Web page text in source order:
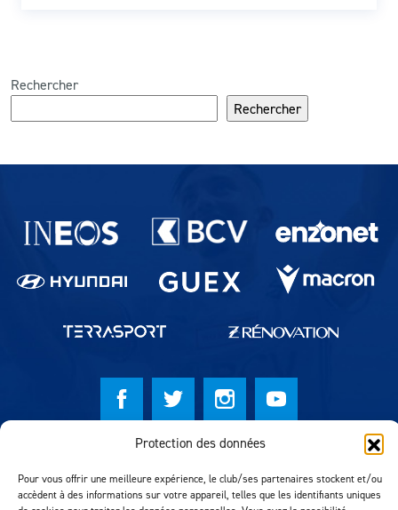
Protection des données
Pour vous offrir une meilleure expérience, le club/ses partenaires stockent et/ou
accèdent à des informations sur votre appareil, telles que les identifiants uniques
Rechercher
Rechercher
Partenaires du lausanne-Sport
© Lausanne Sport Football Club 2026
Réalisation MTM Agency